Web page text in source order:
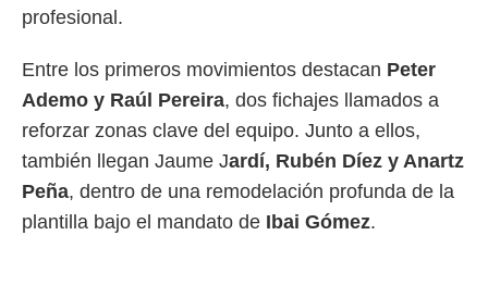
cookies
aceptar
profesional.
Entre los primeros movimientos destacan Peter
Ademo y Raúl Pereira, dos fichajes llamados a
reforzar zonas clave del equipo. Junto a ellos,
también llegan Jaume Jardí, Rubén Díez y Anartz
Peña, dentro de una remodelación profunda de la
plantilla bajo el mandato de Ibai Gómez.